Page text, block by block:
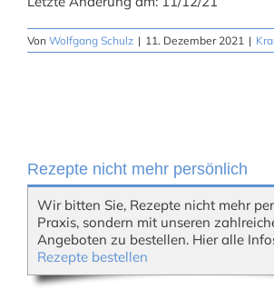
Von Wolfgang Schulz | 11. Dezember 2021 |
Rezepte nicht mehr persönlich
Wir bitten Sie, Rezepte nicht mehr
Praxis, sondern mit unseren
Angeboten zu bestellen. Hier alle
Rezepte bestellen